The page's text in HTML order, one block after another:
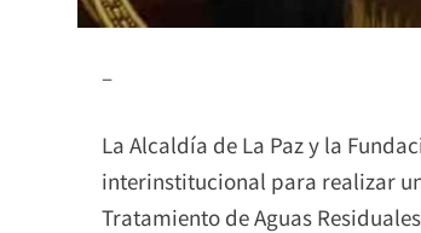
–
La Alcaldía de La Paz y la
interinstitucional para realizar
Tratamiento de Aguas